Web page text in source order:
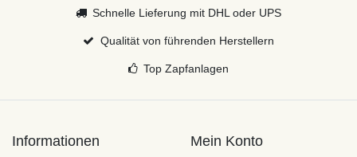
Schnelle Lieferung mit DHL oder UPS
Qualität von führenden Herstellern
Top Zapfanlagen
Informationen Mein Konto